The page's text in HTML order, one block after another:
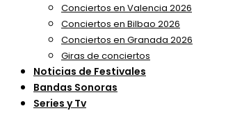
Conciertos en Valencia 2026
Conciertos en Bilbao 2026
Conciertos en Granada 2026
Giras de conciertos
Noticias de Festivales
Bandas Sonoras
Series y Tv